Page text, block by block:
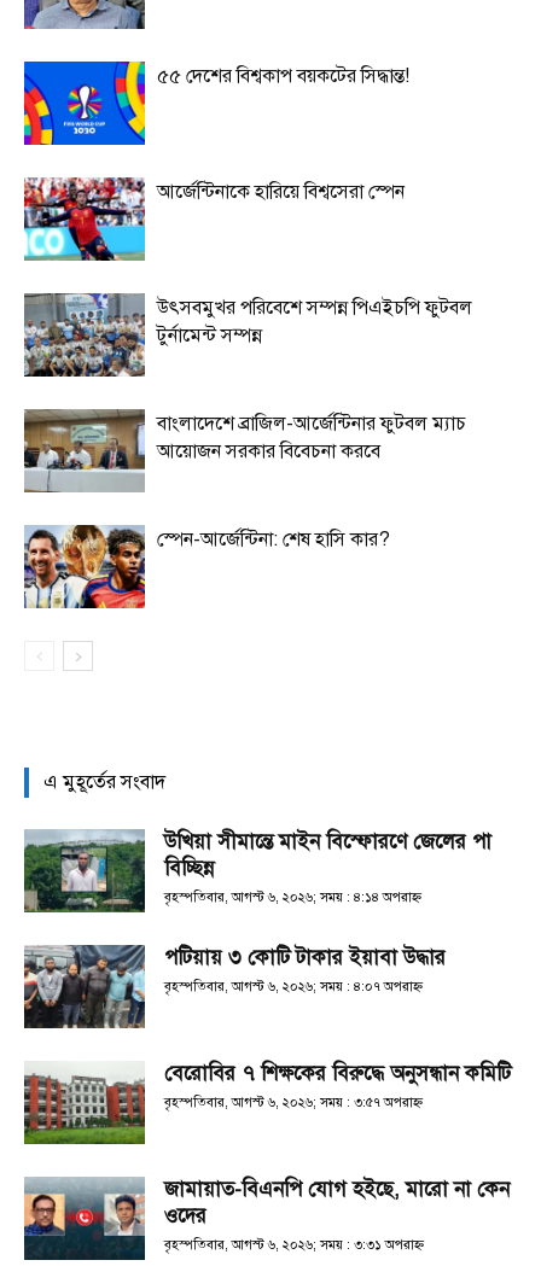
৫৫ দেশের বিশ্বকাপ বয়কটের সিদ্ধান্ত!
আর্জেন্টিনাকে হারিয়ে বিশ্বসেরা স্পেন
উৎসবমুখর পরিবেশে সম্পন্ন পিএইচপি ফুটবল
টুর্নামেন্ট সম্পন্ন
বাংলাদেশে ব্রাজিল-আর্জেন্টিনার ফুটবল ম্যাচ
আয়োজন সরকার বিবেচনা করবে
স্পেন-আর্জেন্টিনা: শেষ হাসি কার?
এ মুহূর্তের সংবাদ
উখিয়া সীমান্তে মাইন বিস্ফোরণে জেলের পা
বিচ্ছিন্ন
বৃহস্পতিবার, আগস্ট ৬, ২০২৬; সময় : ৪:১৪ অপরাহ্ণ
পটিয়ায় ৩ কোটি টাকার ইয়াবা উদ্ধার
বৃহস্পতিবার, আগস্ট ৬, ২০২৬; সময় : ৪:০৭ অপরাহ্ণ
বেরোবির ৭ শিক্ষকের বিরুদ্ধে অনুসন্ধান কমিটি
বৃহস্পতিবার, আগস্ট ৬, ২০২৬; সময় : ৩:৫৭ অপরাহ্ণ
জামায়াত-বিএনপি যোগ হইছে, মারো না কেন
ওদের
বৃহস্পতিবার, আগস্ট ৬, ২০২৬; সময় : ৩:৩১ অপরাহ্ণ